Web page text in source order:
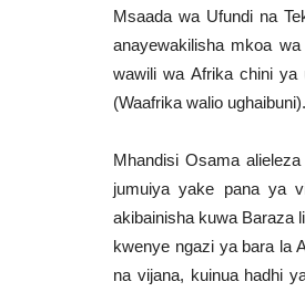
Msaada wa Ufundi na
anayewakilisha mkoa
wawili wa Afrika chini ya
(Waafrika walio ughaibuni).
Mhandisi Osama
jumuiya yake pana ya
akibainisha kuwa Baraza
kwenye ngazi ya bara la
na vijana, kuinua hadhi